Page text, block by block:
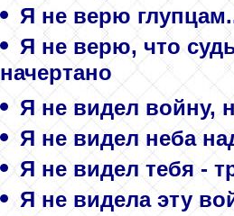
Я не верю
Я не верю, что
начертано
Я не видел войну,
Я не видел неба
Я не видел тебя -
Я не видела эту